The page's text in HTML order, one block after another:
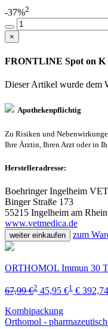
-37%2
×
FRONTLINE Spot on K
Dieser Artikel wurde dem
Apothekenpflichtig
Zu Risiken und
Ihre Ärztin, Ihren Arzt oder in
Herstelleradresse:
Boehringer Ingelheim
Binger Straße 173
55215 Ingelheim am Rhein
www.vetmedica.de
weiter einkaufen zum
ORTHOMOL Immun 30
67,99 €2 45,95 €1 €
Kombipackung
Orthomol -